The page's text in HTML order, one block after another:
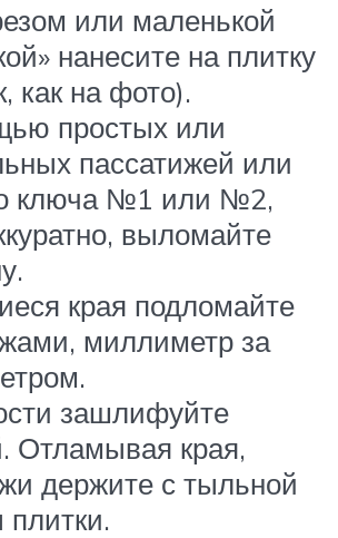
или маленькой
нанесите на плитку
как на фото).
простых или
пассатижей или
ключа №1 или №2,
выломайте
края подломайте
миллиметр за
зашлифуйте
Отламывая края,
держите с тыльной
плитки.